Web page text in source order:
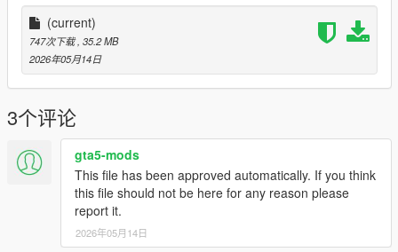
(current)
747次下载 , 35.2 MB
2026年05月14日
3个评论
gta5-mods
This file has been approved automatically. If you think
this file should not be here for any reason please
report it.
2026年05月14日